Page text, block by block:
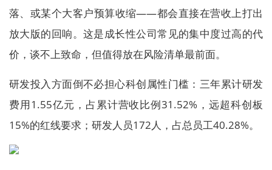
落、或某个大客户预算收缩——都会直接在营收上打出
放大版的回响。这是成长性公司常见的集中度过高的代
价，谈不上致命，但值得放在风险清单最前面。
研发投入方面倒不必担心科创属性门槛：三年累计研发
费用1.55亿元，占累计营收比例31.52%，远超科创板
15%的红线要求；研发人员172人，占总员工40.28%。